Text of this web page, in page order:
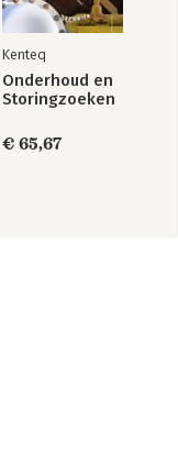
Kenteq
Onderhoud en
Storingzoeken
€ 65,67